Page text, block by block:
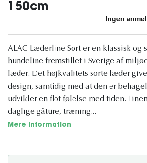
150cm
ALAC Læderline Sort er en klassisk og
hundeline fremstillet i Sverige af
læder. Det højkvalitets sorte læder
design, samtidig med at den er
udvikler en flot følelse med tiden.
daglige gåture, træning...
Mere information